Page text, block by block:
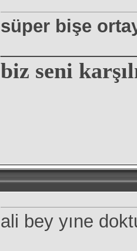
süper bişe
biz seni
ali bey yıne